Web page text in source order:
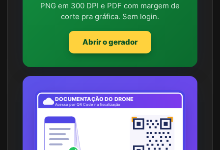
PNG em 300 DPI e PDF com margem de
corte pra gráfica. Sem login.
Abrir o gerador
DOCUMENTAÇÃO DO DRONE
Acesso por QR Code na fiscalização